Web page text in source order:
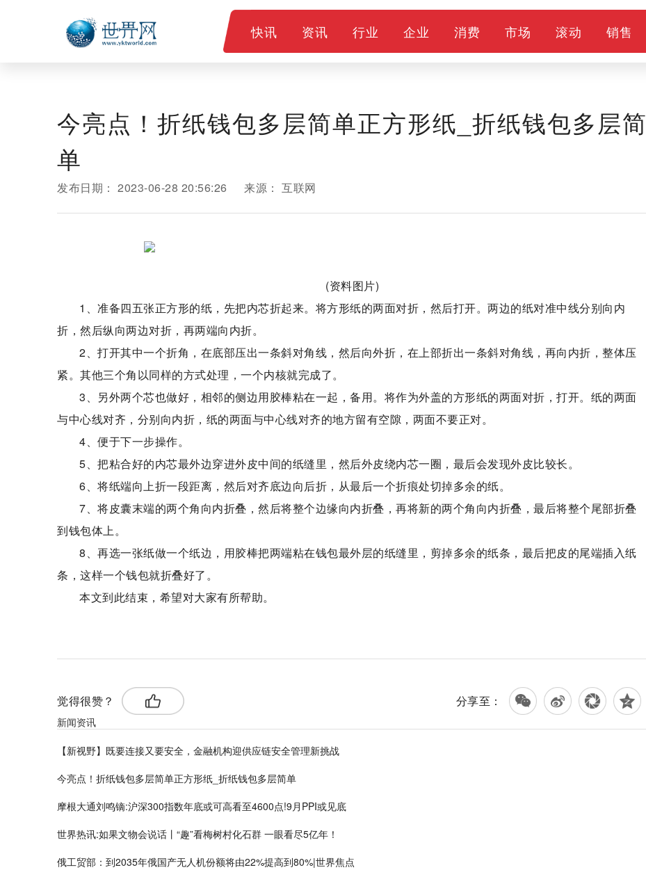
快讯 资讯 行业 企业 消费 市场 滚动 销售
今亮点！折纸钱包多层简单正方形纸_折纸钱包多层简
单
发布日期： 2023-06-28 20:56:26 来源： 互联网
(资料图片)
1、准备四五张正方形的纸，先把内芯折起来。将方形纸的两面对折，然后打开。两边的纸对准中线分别向内
折，然后纵向两边对折，再两端向内折。
2、打开其中一个折角，在底部压出一条斜对角线，然后向外折，在上部折出一条斜对角线，再向内折，整体压
紧。其他三个角以同样的方式处理，一个内核就完成了。
3、另外两个芯也做好，相邻的侧边用胶棒粘在一起，备用。将作为外盖的方形纸的两面对折，打开。纸的两面
与中心线对齐，分别向内折，纸的两面与中心线对齐的地方留有空隙，两面不要正对。
4、便于下一步操作。
5、把粘合好的内芯最外边穿进外皮中间的纸缝里，然后外皮绕内芯一圈，最后会发现外皮比较长。
6、将纸端向上折一段距离，然后对齐底边向后折，从最后一个折痕处切掉多余的纸。
7、将皮囊末端的两个角向内折叠，然后将整个边缘向内折叠，再将新的两个角向内折叠，最后将整个尾部折叠
到钱包体上。
8、再选一张纸做一个纸边，用胶棒把两端粘在钱包最外层的纸缝里，剪掉多余的纸条，最后把皮的尾端插入纸
条，这样一个钱包就折叠好了。
本文到此结束，希望对大家有所帮助。
觉得很赞？ 分享至：
新闻资讯
【新视野】既要连接又要安全，金融机构迎供应链安全管理新挑战
今亮点！折纸钱包多层简单正方形纸_折纸钱包多层简单
摩根大通刘鸣镝:沪深300指数年底或可高看至4600点!9月PPI或见底
世界热讯:如果文物会说话丨“趣”看梅树村化石群 一眼看尽5亿年！
俄工贸部：到2035年俄国产无人机份额将由22%提高到80%|世界焦点